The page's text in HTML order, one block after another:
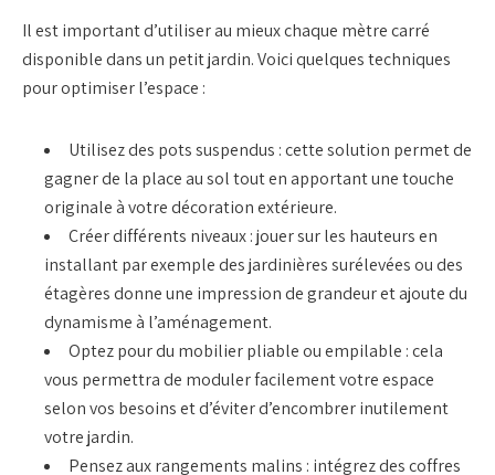
Il est important d’utiliser au mieux chaque mètre carré
disponible dans un petit jardin. Voici quelques techniques
pour optimiser l’espace :
Utilisez des pots suspendus : cette solution permet de
gagner de la place au sol tout en apportant une touche
originale à votre décoration extérieure.
Créer différents niveaux : jouer sur les hauteurs en
installant par exemple des jardinières surélevées ou des
étagères donne une impression de grandeur et ajoute du
dynamisme à l’aménagement.
Optez pour du mobilier pliable ou empilable : cela
vous permettra de moduler facilement votre espace
selon vos besoins et d’éviter d’encombrer inutilement
votre jardin.
Pensez aux rangements malins : intégrez des coffres